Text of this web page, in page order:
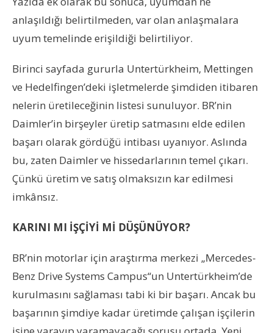
anlaşıldığı belirtilmeden, var olan anlaşmalara
uyum temelinde erişildiği belirtiliyor.
Birinci sayfada gururla Untertürkheim, Mettingen
ve Hedelfingen’deki işletmelerde şimdiden itibaren
nelerin üretileceğinin listesi sunuluyor. BR’nin
Daimler’in birşeyler üretip satmasını elde edilen
başarı olarak gördüğü intibası uyanıyor. Aslında
bu, zaten Daimler ve hissedarlarının temel çıkarı.
Çünkü üretim ve satış olmaksızın kar edilmesi
imkânsız.
KARINI MI İŞÇİYİ Mİ DÜŞÜNÜYOR?
BR’nin motorlar için araştırma merkezi „Mercedes-
Benz Drive Systems Campus“un Untertürkheim’de
kurulmasını sağlaması tabi ki bir başarı. Ancak bu
başarının şimdiye kadar üretimde çalışan işçilerin